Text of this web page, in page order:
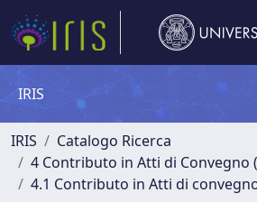
IRIS
IRIS
Catalogo Ricerca
4 Contributo in Atti di Convegno
4.1 Contributo in Atti di